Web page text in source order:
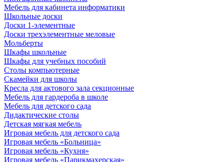
Мебель для кабинета информатики
Школьные доски
Доски 1-элементные
Доски трехэлементные меловые
Мольберты
Шкафы школьные
Шкафы для учебных пособий
Столы компьютерные
Скамейки для школы
Кресла для актового зала секционные
Мебель для гардероба в школе
Мебель для детского сада
Дидактические столы
Детская мягкая мебель
Игровая мебель для детского сада
Игровая мебель «Больница»
Игровая мебель «Кухня»
Игровая мебель «Парикмахерская»